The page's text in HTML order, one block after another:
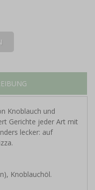
Knoblauch und
Gerichte jeder Art mit
lecker: auf
Knoblauchöl.